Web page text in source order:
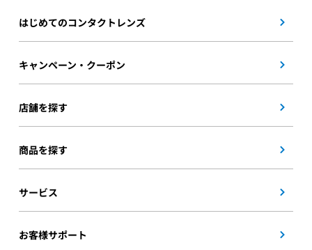
はじめてのコンタクトレンズ
キャンペーン・クーポン
店舗を探す
商品を探す
サービス
お客様サポート